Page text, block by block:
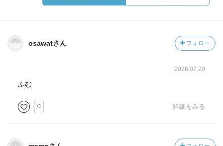
osawatさん フォロー
2026.07.20
ふむ
0 詳細をみる